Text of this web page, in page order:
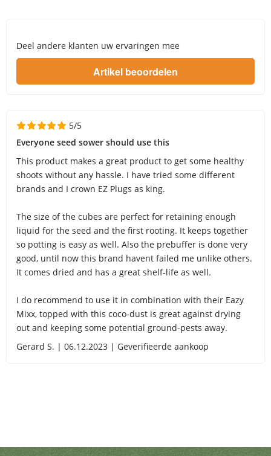
Deel andere klanten uw ervaringen mee
5/5
Everyone seed sower should use this
This product makes a great product to get some healthy
shoots without any hassle. I have tried some different
brands and I crown EZ Plugs as king.
The size of the cubes are perfect for retaining enough
liquid for the seed and the first rooting. It keeps together
so potting is easy as well. Also the prebuffer is done very
good, until now this brand havent failed me unlike others.
It comes dried and has a great shelf-life as well.
I do recommend to use it in combination with their Eazy
Mixx, topped with this coco-dust is great against drying
out and keeping some potential ground-pests away.
Gerard S. | 06.12.2023 | Geverifieerde aankoop